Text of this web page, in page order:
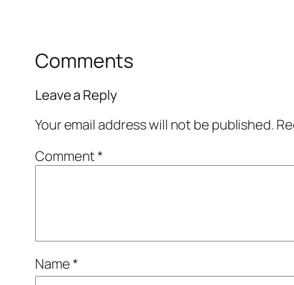
Comments
Leave a Reply
Your email address will not be published.
Comment*
Name*